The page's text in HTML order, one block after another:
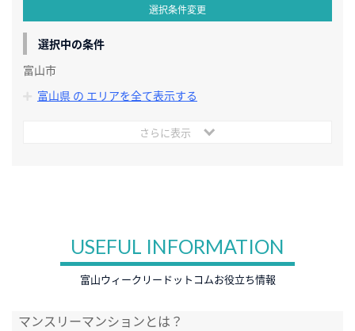
選択条件変更
選択中の条件
富山市
富山県 の エリアを全て表示する
さらに表示
USEFUL INFORMATION
富山ウィークリードットコムお役立ち情報
マンスリーマンションとは？